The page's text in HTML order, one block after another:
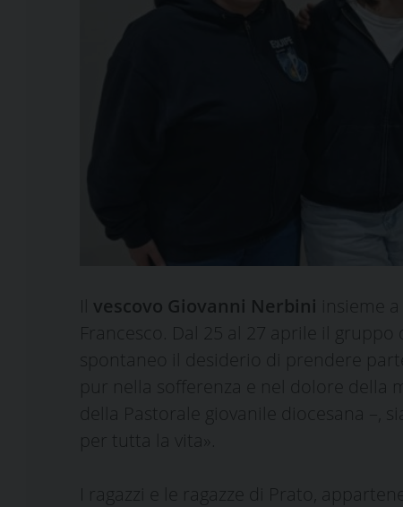
Il vescovo Giovanni Nerbini insieme
Francesco. Dal 25 al 27 aprile il
spontaneo il desiderio di prendere
pur nella sofferenza e nel dolore della
della Pastorale giovanile diocesana –,
per tutta la vita».
I ragazzi e le ragazze di Prato,